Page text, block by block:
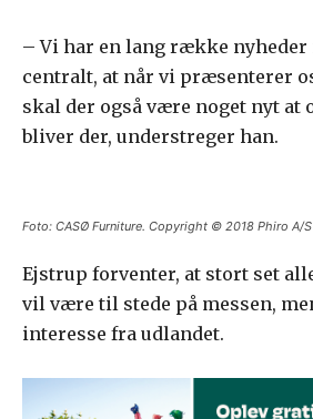
– Vi har en lang række nyheder
centralt, at når vi præsenterer
skal der også være noget nyt at
bliver der, understreger han.
Foto: CASØ Furniture. Copyright © 2018 Phiro A/S
Ejstrup forventer, at stort set
vil være til stede på messen,
interesse fra udlandet.